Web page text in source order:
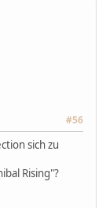
#56
sich zu
Rising"?